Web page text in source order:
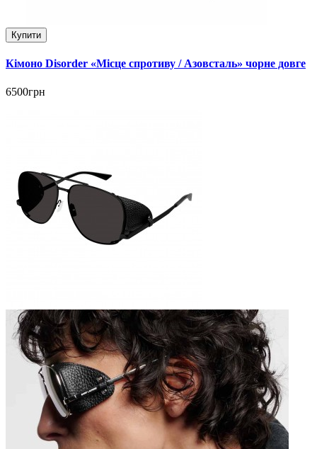
Купити
Кімоно Disorder «Місце спротиву / Азовсталь» чорне довге
6500грн